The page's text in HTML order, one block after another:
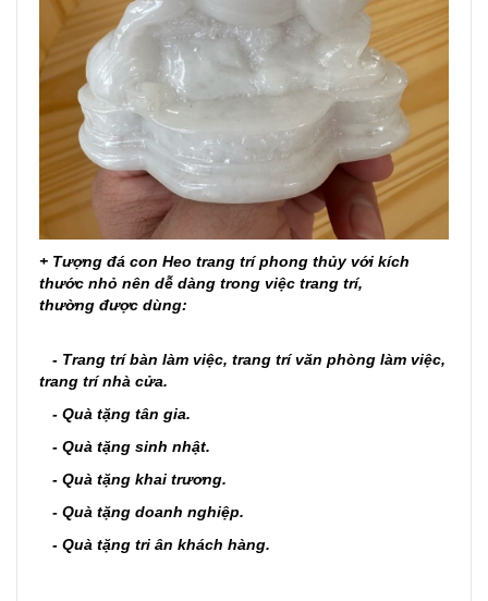
+ Tượng đá con Heo trang trí phong thủyvới kích
thước nhỏ nên dễ dàng trong việc trang trí,
thường được dùng:
- Trang trí bàn làm việc, trang trí văn phòng làm việc,
trang trí nhà cửa.
- Quà tặng tân gia.
- Quà tặng sinh nhật.
- Quà tặng khai trương.
- Quà tặng doanh nghiệp.
- Quà tặng tri ân khách hàng.